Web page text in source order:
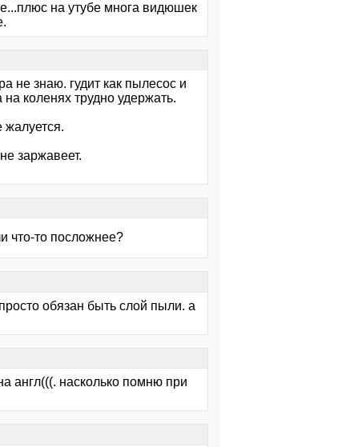
на утубе многа видюшек
не знаю. гудит как пылесос и
коленях трудно удержать.
жалуется.
заржавеет.
что-то посложнее?
обязан быть слой пыли. а
англ(((. насколько помню при